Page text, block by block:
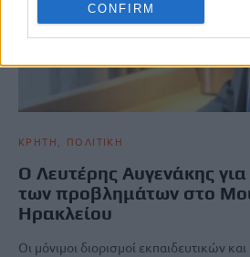
CONFIRM
ΚΡΗΤΗ ΠΟΛΙΤΙΚΗ
Ο Λευτέρης Αυγενάκης
των προβλημάτων στο
Ηρακλείου
Οι μόνιμοι διορισμοί εκπαιδευτικών